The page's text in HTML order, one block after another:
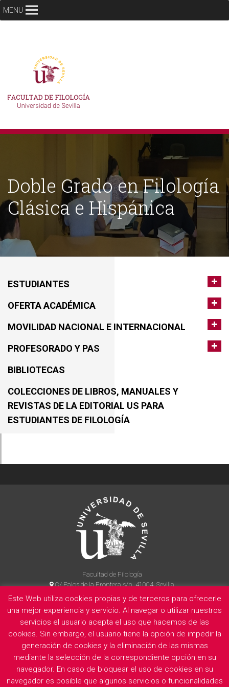
MENU
Doble Grado en Filología
Clásica e Hispánica
ESTUDIANTES
OFERTA ACADÉMICA
MOVILIDAD NACIONAL E INTERNACIONAL
PROFESORADO Y PAS
BIBLIOTECAS
COLECCIONES DE LIBROS, MANUALES Y
REVISTAS DE LA EDITORIAL US PARA
ESTUDIANTES DE FILOLOGÍA
Facultad de Filología
C/ Palos de la Frontera s/n, 41004, Sevilla
954 55 14 90
La Facultad Información legal Politica de privacidad Cookies
E
Este Web utiliza cookies propias y de terceros para ofrecerle
una mejor experiencia y servicio. Al navegar o utilizar nuestros
servicios el usuario acepta el uso que hacemos de las
cookies. Sin embargo, el usuario tiene la opción de impedir la
generación de cookies y la eliminación de las mismas
mediante la selección de la correspondiente opción en su
navegador. En caso de bloquear el uso de cookies en su
navegador es posible que algunos servicios o funcionalidades